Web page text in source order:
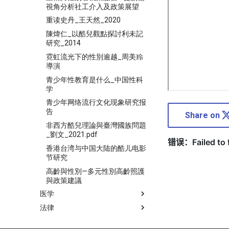
視角分析社工介入及政策展望
重读史丹_王天然_2020
陳煒仁_以酷兒觀點探討利未記
研究_2014
霓虹流光下的性別逾越_周美玲
導演
青少年性教育是什么_中国性科
学
青少年网络流行文化现象研究报
告
非西方酷兒理論與臺灣國族問題
_劉文_2021.pdf
香港台湾与中国大陆的酷儿电影
节研究
高齡與性別—多元性別高齡照護
與政策建議
医学
法律
Share on